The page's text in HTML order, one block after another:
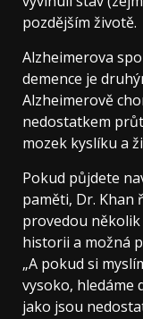
pozdějším životě.
Alzheimerova
demence je
Alzheimerově
nedostatkem
mozek kyslíku a
Pokud půjdete
paměti, Dr. Khan
provedou několik
historii a možná
„A pokud si
vysoko, hledáme
jako jsou